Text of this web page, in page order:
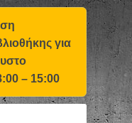
για
– 15:00